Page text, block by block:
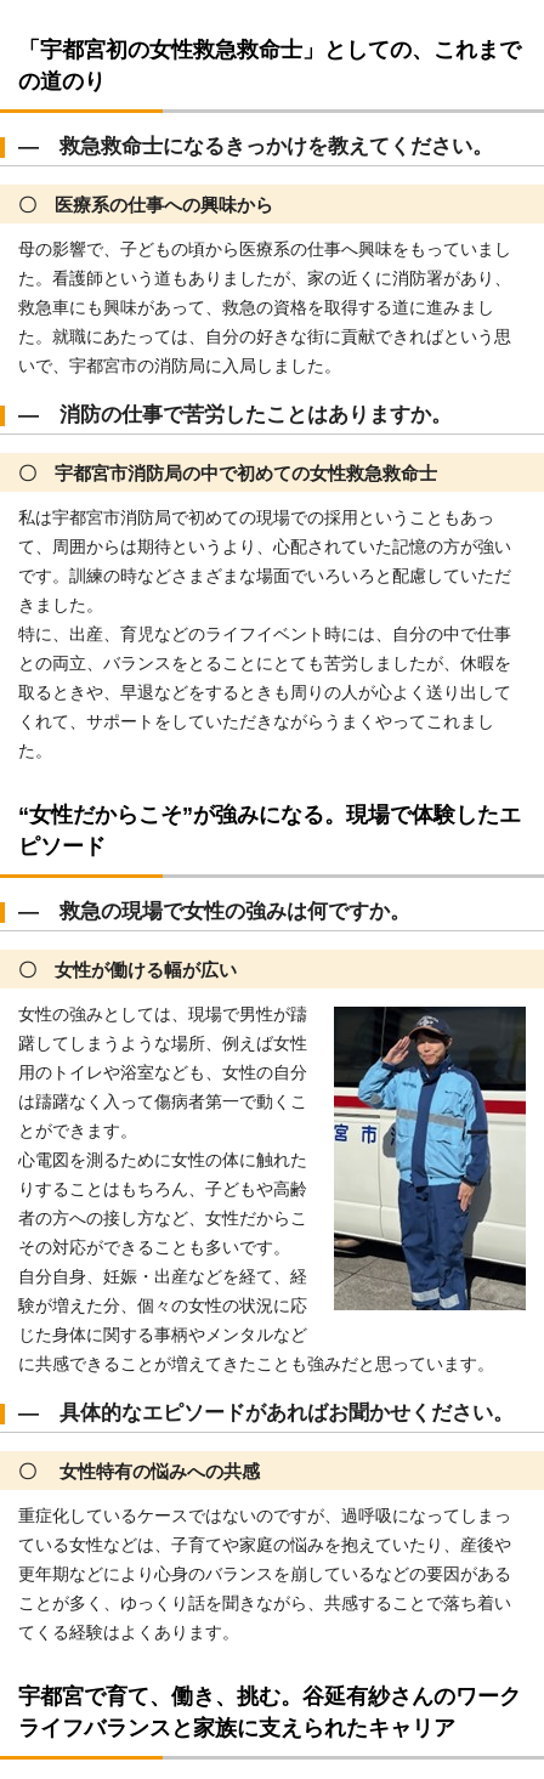
「宇都宮初の女性救急救命士」としての、これまで
の道のり
― 救急救命士になるきっかけを教えてください。
〇 医療系の仕事への興味から
母の影響で、子どもの頃から医療系の仕事へ興味をもっていまし
た。看護師という道もありましたが、家の近くに消防署があり、
救急車にも興味があって、救急の資格を取得する道に進みまし
た。就職にあたっては、自分の好きな街に貢献できればという思
いで、宇都宮市の消防局に入局しました。
― 消防の仕事で苦労したことはありますか。
〇 宇都宮市消防局の中で初めての女性救急救命士
私は宇都宮市消防局で初めての現場での採用ということもあっ
て、周囲からは期待というより、心配されていた記憶の方が強い
です。訓練の時などさまざまな場面でいろいろと配慮していただ
きました。
特に、出産、育児などのライフイベント時には、自分の中で仕事
との両立、バランスをとることにとても苦労しましたが、休暇を
取るときや、早退などをするときも周りの人が心よく送り出して
くれて、サポートをしていただきながらうまくやってこれまし
た。
“女性だからこそ”が強みになる。現場で体験したエ
ピソード
― 救急の現場で女性の強みは何ですか。
〇 女性が働ける幅が広い
女性の強みとしては、現場で男性が躊
躇してしまうような場所、例えば女性
用のトイレや浴室なども、女性の自分
は躊躇なく入って傷病者第一で動くこ
とができます。
心電図を測るために女性の体に触れた
りすることはもちろん、子どもや高齢
者の方への接し方など、女性だからこ
その対応ができることも多いです。
自分自身、妊娠・出産などを経て、経
験が増えた分、個々の女性の状況に応
じた身体に関する事柄やメンタルなど
に共感できることが増えてきたことも強みだと思っています。
― 具体的なエピソードがあればお聞かせください。
〇 女性特有の悩みへの共感
重症化しているケースではないのですが、過呼吸になってしまっ
ている女性などは、子育てや家庭の悩みを抱えていたり、産後や
更年期などにより心身のバランスを崩しているなどの要因がある
ことが多く、ゆっくり話を聞きながら、共感することで落ち着い
てくる経験はよくあります。
宇都宮で育て、働き、挑む。谷延有紗さんのワーク
ライフバランスと家族に支えられたキャリア